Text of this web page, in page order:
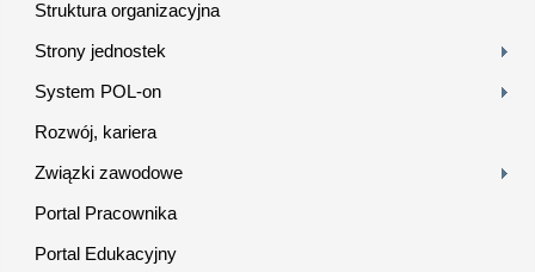
Struktura organizacyjna
Strony jednostek
System POL-on
Rozwój, kariera
Związki zawodowe
Portal Pracownika
Portal Edukacyjny